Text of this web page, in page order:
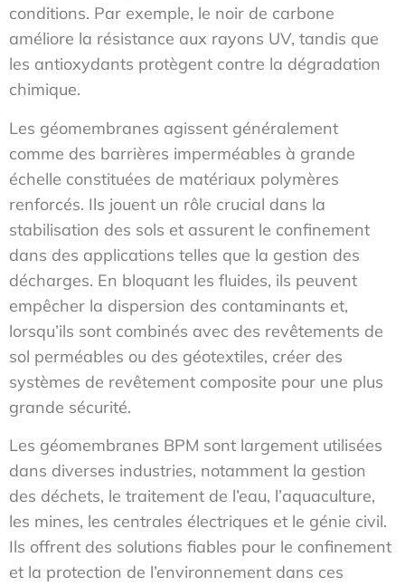
conditions. Par exemple, le noir de carbone
améliore la résistance aux rayons UV, tandis que
les antioxydants protègent contre la dégradation
chimique.
Les géomembranes agissent généralement
comme des barrières imperméables à grande
échelle constituées de matériaux polymères
renforcés. Ils jouent un rôle crucial dans la
stabilisation des sols et assurent le confinement
dans des applications telles que la gestion des
décharges. En bloquant les fluides, ils peuvent
empêcher la dispersion des contaminants et,
lorsqu’ils sont combinés avec des revêtements de
sol perméables ou des géotextiles, créer des
systèmes de revêtement composite pour une plus
grande sécurité.
Les géomembranes BPM sont largement utilisées
dans diverses industries, notamment la gestion
des déchets, le traitement de l’eau, l’aquaculture,
les mines, les centrales électriques et le génie civil.
Ils offrent des solutions fiables pour le confinement
et la protection de l’environnement dans ces